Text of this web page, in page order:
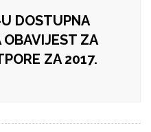
DOSTUPNA
OBAVIJEST ZA
ZA 2017.